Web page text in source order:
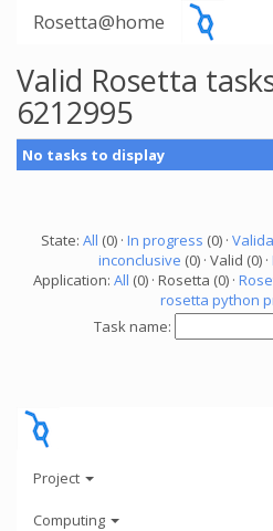
Rosetta@home
Valid Rosetta
6212995
No tasks to display
State: All (0) · In progress (0) ·
inconclusive (0) · Valid (0) ·
Application: All (0) · Rosetta (0) ·
rosetta python
Task name:
Project
Computing